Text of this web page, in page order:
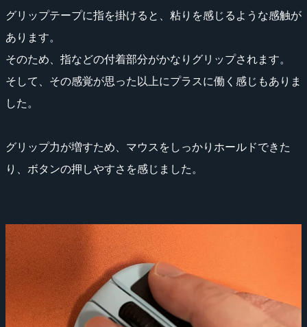
グリップテープに指を掛けると、粘りを感じるような感触が
あります。
そのため、指などの付着部分がかなりグリップされます。
そして、その感覚が思った以上にプラスに働く感じもありま
した。
グリップ力が増すため、マウスをしっかりホールドできた
り、ボタンの押しやすさを感じました。